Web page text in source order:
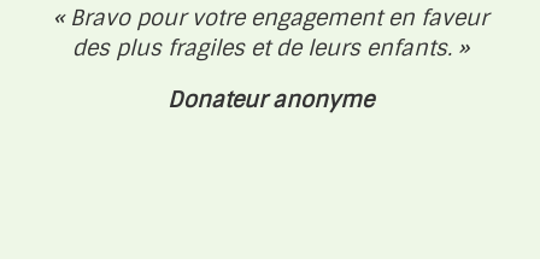
« Bravo pour votre engagement en faveur
des plus fragiles et de leurs enfants. »
Donateur anonyme